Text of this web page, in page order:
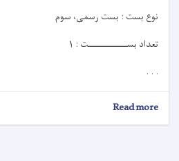
نوع بست : بست رسمی، سوم
تعداد بســــــــــــــت : ۱
. . .
Read more
اعلان